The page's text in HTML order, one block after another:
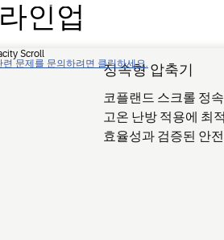
문제를 문의하려면 클릭하세요.
인업
정속형 압축기
코플랜드 스크롤 정
고온 난방 적용에 최
효율성과 검증된 안